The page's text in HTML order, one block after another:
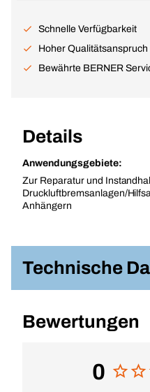
Schnelle Verfügbarkeit
Hoher Qualitätsanspruch
Bewährte BERNER
Details
Anwendungsgebiete:
Zur Reparatur und
Druckluftbremsanlagen/
Anhängern
Technische
Bewertungen
0